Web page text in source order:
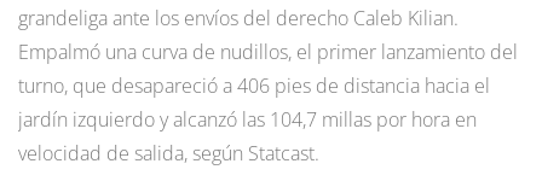
grandeliga ante los envíos del derecho Caleb Kilian.
Empalmó una curva de nudillos, el primer lanzamiento del
turno, que desapareció a 406 pies de distancia hacia el
jardín izquierdo y alcanzó las 104,7 millas por hora en
velocidad de salida, según Statcast.